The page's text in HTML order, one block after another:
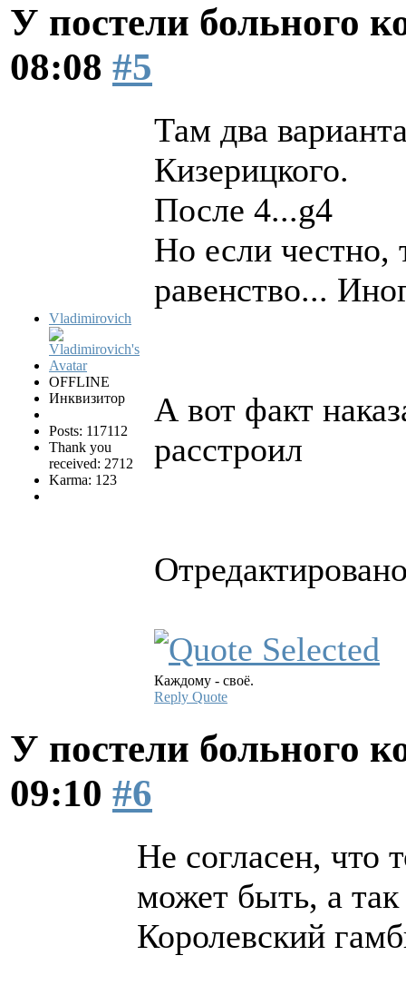
У постели больного
08:08 #5
Vladimirovich
OFFLINE
Инквизитор
Posts: 117112
Thank you
received: 2712
Karma: 123
Там два
Кизерицкого.
После 4...g4
Но если честно,
равенство...
А вот факт
расстроил
Каждому - своё.
Reply Quote
У постели больного
09:10 #6
Не согласен, что
может быть, а
Королевский